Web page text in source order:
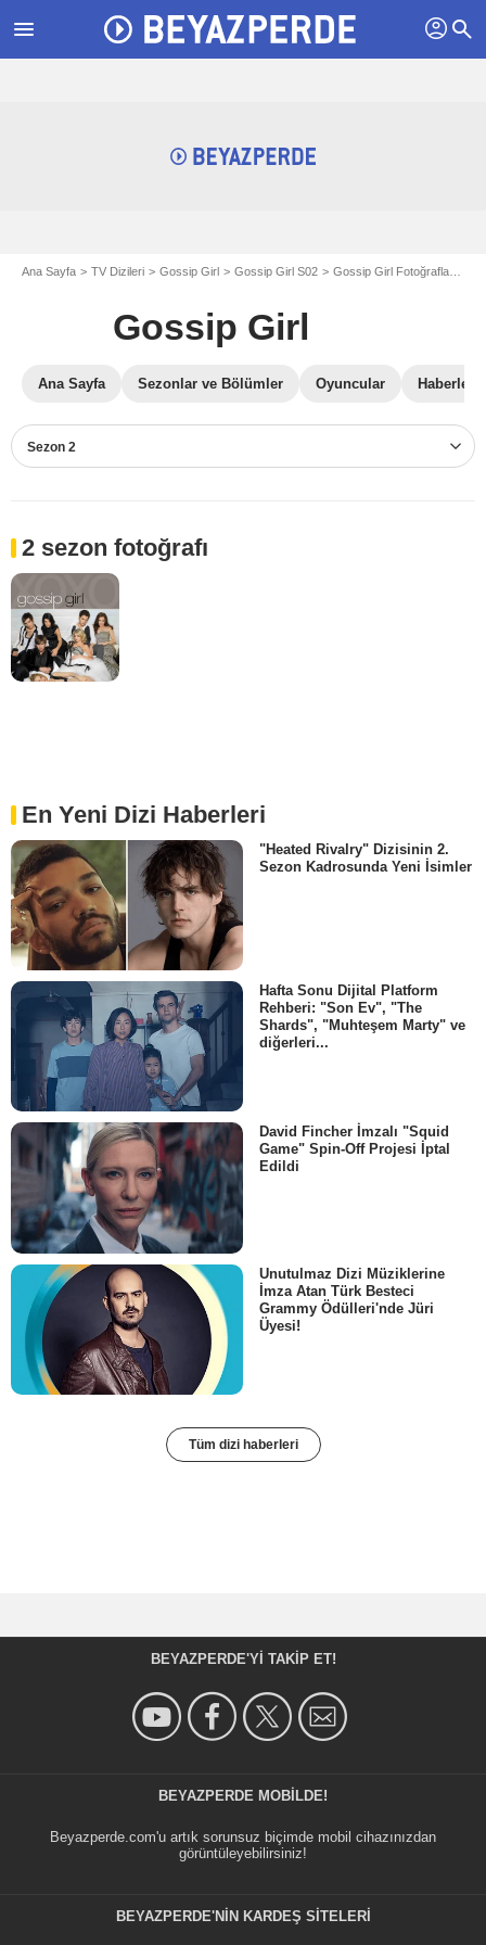
menu profil search
Ana Sayfa TV Dizileri Gossip Girl Gossip Girl S02 Gossip Girl Fotoğraflar
Gossip Girl
Ana Sayfa Sezonlar ve Bölümler Oyuncular Haberler
Sezon 2
2 sezon fotoğrafı
En Yeni Dizi Haberleri
"Heated Rivalry" Dizisinin 2.
Sezon Kadrosunda Yeni İsimler
Hafta Sonu Dijital Platform
Rehberi: "Son Ev", "The
Shards", "Muhteşem Marty" ve
diğerleri...
David Fincher İmzalı "Squid
Game" Spin-Off Projesi İptal
Edildi
Unutulmaz Dizi Müziklerine
İmza Atan Türk Besteci
Grammy Ödülleri'nde Jüri
Üyesi!
Tüm dizi haberleri
BEYAZPERDE'YI TAKIP ET!
BEYAZPERDE MOBILDE!
Beyazperde.com'u artık sorunsuz biçimde mobil cihazınızdan
görüntüleyebilirsiniz!
BEYAZPERDE'NIN KARDEŞ SİTELERİ